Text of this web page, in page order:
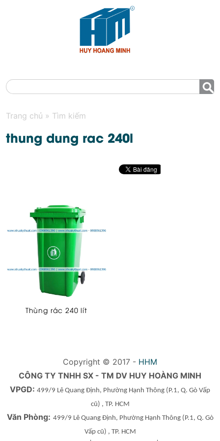
Trang chủ » Tìm kiếm
thung dung rac 240l
Thùng rác 240 lít
Copyright © 2017 - HHM
CÔNG TY TNHH SX - TM DV HUY HOÀNG MINH
VPGD: 499/9 Lê Quang Định, Phường Hạnh Thông (P.1, Q. Gò Vấp
cũ) , TP. HCM
Văn Phòng: 499/9 Lê Quang Định, Phường Hạnh Thông(P.1, Q. Gò
Vấp cũ) , TP. HCM